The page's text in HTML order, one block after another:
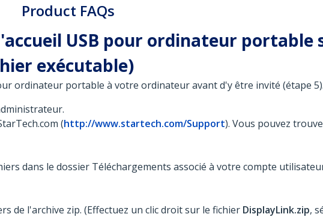
Product FAQs
USB pour ordinateur portable
exécutable)
ordinateur portable à votre ordinateur avant d'y être invité (étape
(http://www.startech.com/Support). Vous pouvez
dans le dossier Téléchargements associé à votre compte
de l'archive zip. (Effectuez un clic droit sur le fichier DisplayLink.zip,